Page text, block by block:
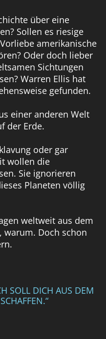
über eine
Sollen es riesige
amerikanische
Oder doch lieber
Sichtungen
Warren Ellis hat
gefunden.
einer anderen Welt
der Erde.
oder gar
wollen die
Sie ignorieren
Planeten völlig
weltweit aus dem
warum. Doch schon
SOLL DICH AUS DEM